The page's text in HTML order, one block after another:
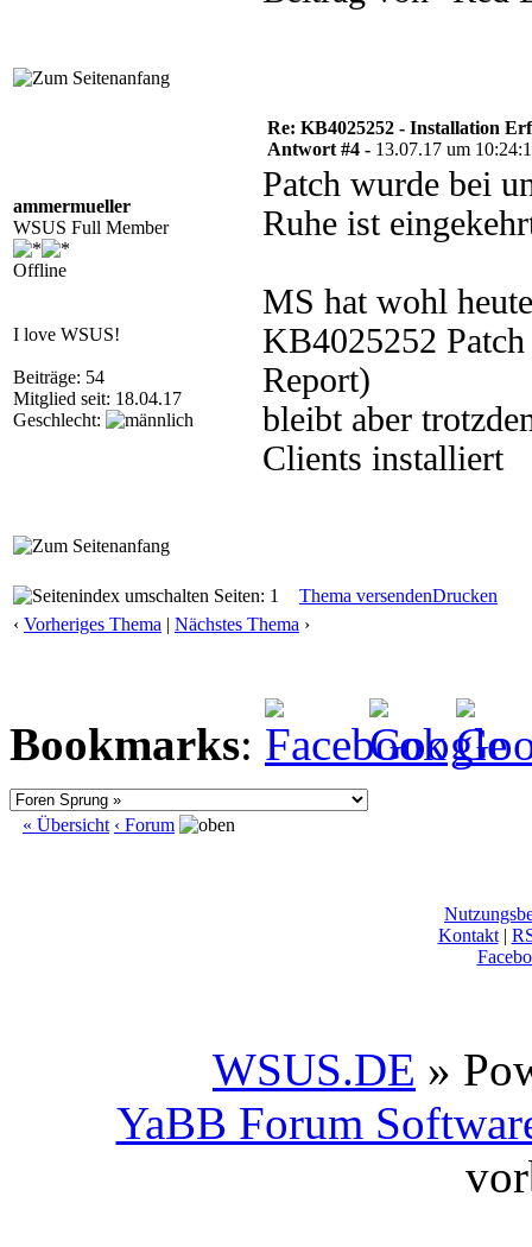
ammermueller
WSUS Full Member
Offline
I love WSUS!
Beiträge: 54
Mitglied seit: 18.04.17
Geschlecht:
Re: KB4025252 - Installation
Antwort #4 - 13.07.17 um
Patch wurde bei
Ruhe ist
MS hat wohl
KB4025252
Report)
bleibt aber
Clients installiert
Seiten: 1 Thema versendenDrucken
‹ Vorheriges Thema | Nächstes Thema ›
Bookmarks:
« Übersicht ‹ Forum
Kontakt|
WSUS.DE »
YaBB Forum